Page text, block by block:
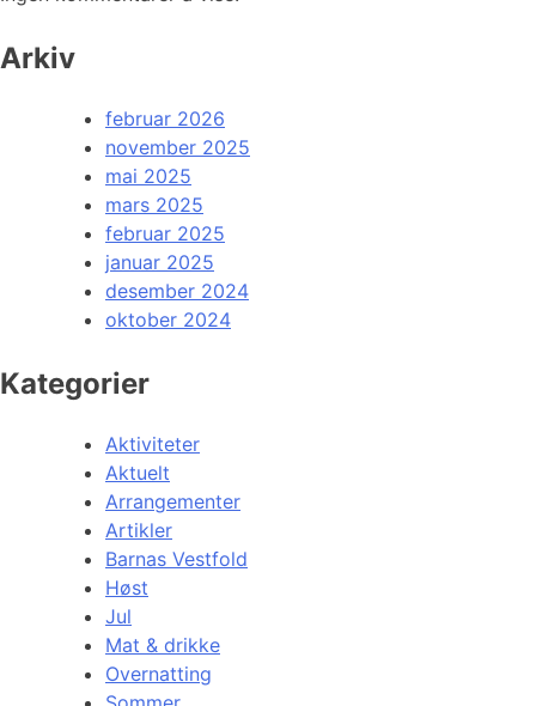
Arkiv
februar 2026
november 2025
mai 2025
mars 2025
februar 2025
januar 2025
desember 2024
oktober 2024
Kategorier
Aktiviteter
Aktuelt
Arrangementer
Artikler
Barnas Vestfold
Høst
Jul
Mat & drikke
Overnatting